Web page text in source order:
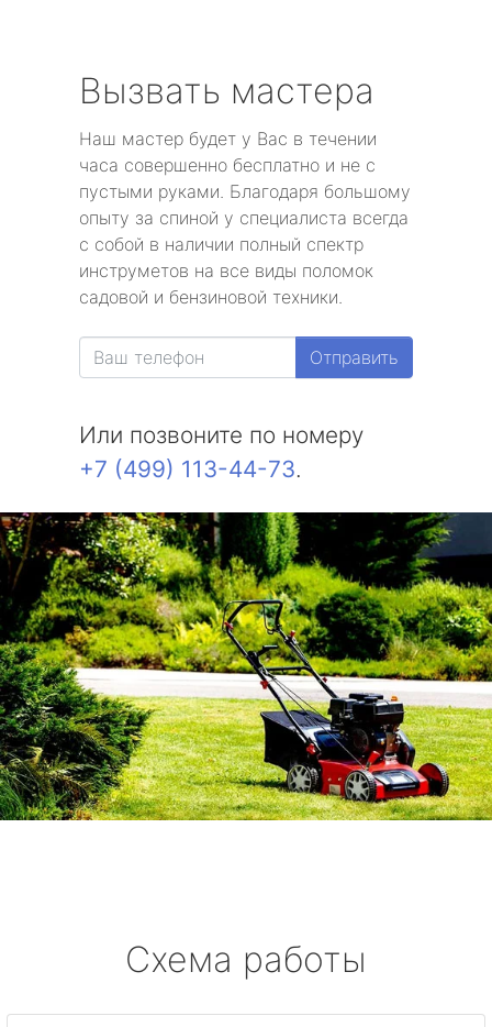
Вызвать мастера
Наш мастер будет у Вас в течении
часа совершенно бесплатно и не с
пустыми руками. Благодаря большому
опыту за спиной у специалиста всегда
с собой в наличии полный спектр
инструметов на все виды поломок
садовой и бензиновой техники.
Отправить
Или позвоните по номеру
+7 (499) 113-44-73.
Схема работы